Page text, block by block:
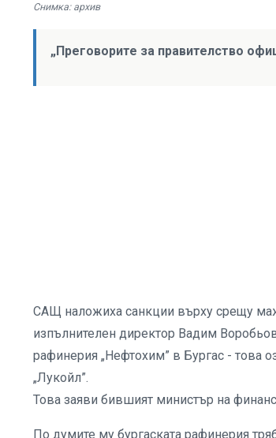
Снимка: архив
„Преговорите за правителство
САЩ наложиха санкции върху срещу
изпълнителен директор Вадим
рафинерия „Нефтохим” в Бургас - това
„Лукойл”.
Това заяви бившият министър на
По думите му бургаската рафинерия